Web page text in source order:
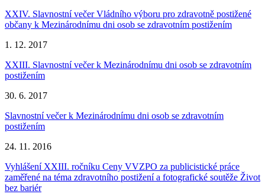
XXIV. Slavnostní večer Vládního výboru pro zdravotně postižené
občany k Mezinárodnímu dni osob se zdravotním postižením
1. 12. 2017
XXIII. Slavnostní večer k Mezinárodnímu dni osob se zdravotním
postižením
30. 6. 2017
Slavnostní večer k Mezinárodnímu dni osob se zdravotním
postižením
24. 11. 2016
Vyhlášení XXIII. ročníku Ceny VVZPO za publicistické práce
zaměřené na téma zdravotního postižení a fotografické soutěže Život
bez bariér